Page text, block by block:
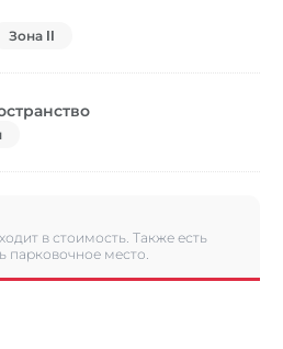
Зона II
в стоимость. Также есть
парковочное место.